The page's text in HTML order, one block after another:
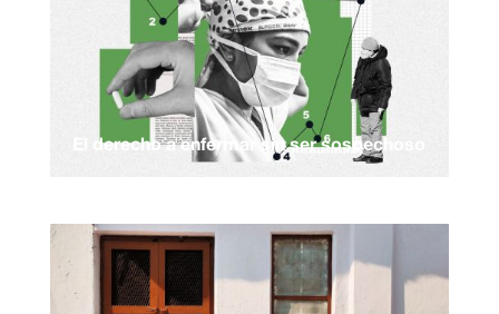
El derecho a enfermar sin ser sospechoso